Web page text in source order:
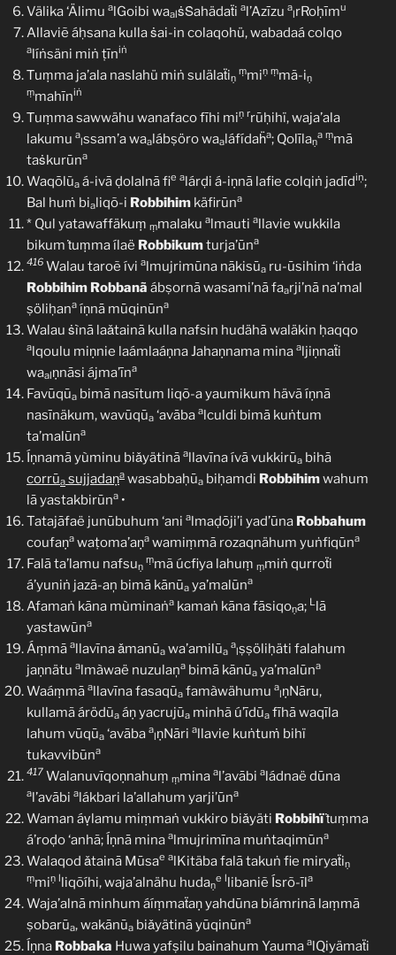
Välika ‘Älimu alGoibi waalṡṠahädaẗi al’Azīzu a
lrRoḥīmu
Allaviẽ áḥsana kulla ṡai-in colaqohü, wabadaá colqo
alíṅsäni miṅ ṭīniṅ
Ṫuṃma ja’ala naslahü miṅ sulälaẗiṇ
ṃmiṇ ṃmã-iṇ
ṃmahīniṅ
Ṫuṃma sawwähu wanafaco fīhi miṇ rrūḥihï, waja’ala
lakumu a
lssam’a waalábṣöro waaláfídaḧa; Qolīlaṇ
a ṃmā
taṡkurūna
Waqōlũa á-ivā ḍolalnā fie alárḍi á-iṇnā lafie colqiṅ jadīdiņ;
Bal huṁ bialiqõ-i Robbihim käfirūna
* Qul yatawaffäkuṃ ṃmalaku almauti allavie wukkila
bikum ṫuṃma ílaë Robbikumturja’ūna
416 Walau taroẽ ívi almujrimūna nākisūa ru-ūsihim ‘iṅda
Robbihim Robbanã ábṣornā wasami’nā faarji’nā na’mal
ṣöliḥana íṇnā mūqinūna
Walau ṡìnā laǎtainā kulla nafsin hudähā waläkin ḥaqqo
alqoulu miṇnie laámlaáṇna Jahaṇnama mina aljiṇnaẗi
waalṇnāsi ájma’īna
Favūqūa bimā nasītum liqõ-a yaumikum hävã íṇnā
nasīnäkum, wavūqūa ‘avāba alculdi bimā kuṅtum
ta’malūna
Íṇnamā yùminu biǎyätinā allavīna ívā vukkirūa bihā
corrūa sujjadaṇa wasabbaḥūa biḥamdi Robbihimwahum
lā yastakbirūna •
Tatajāfaë junūbuhum ‘ani almaḍōji’i yad’ūna Robbahum
coufaṇa waṭoma’aṇa wamiṃmā rozaqnähum yuṅfiqūna
Falā ta’lamu nafsuṇ
ṃmã úcfiya lahuṃ ṃmiṅ qurroẗi
á’yuniṅ jazã-aņ bimā kānūa ya’malūna
Afamaṅ kāna mùminaṅa kamaṅ kāna fāsiqoṇa; Llā
yastawūna
Áṃmā allavīna ǎmanūa wa’amilūa
a
lṣṣöliḥäti falahum
jaṇnätu almàwaë nuzulaņa bimā kānūa ya’malūna
Waáṃmā allavīna fasaqūa famàwähumu a
lṇNāru,
kullamã árödũa áṇ yacrujūa minhã ú’īdūa fīhā waqīla
lahum vūqūa ‘avāba a
lṇNāri allavie kuṅtuṁ bihï
tukavvibūna
417 Walanuvīqoṇnahuṃ ṃmina al’avābi aládnaë dūna
al’avābi alákbari la’allahum yarji’ūna
Waman áṿlamu miṃmaṅ vukkiro biǎyäti Robbihïṫuṃma
á’roḍo ‘anhã; Íṇnā mina almujrimīna muṅtaqimūna
Walaqod ǎtainā Mūsae alKitäba falā takuṅ fie miryaẗiṇ
ṃmiṇ lliqõíhi, waja’alnähu hudaṇ
e llibaniẽ Ísrõ-īla
Waja’alnā minhum áíṃmaẗaṇ yahdūna biámrinā laṃmā
ṣobarūa, wakānūa biǎyätinā yūqinūna
Íṇna Robbaka Huwa yafṣilu bainahum Yauma alQiyämaẗi